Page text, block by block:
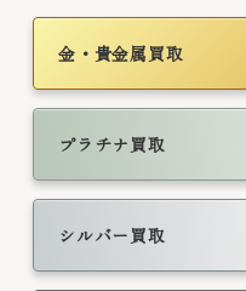
金・貴金属買取
プラチナ買取
シルバー買取